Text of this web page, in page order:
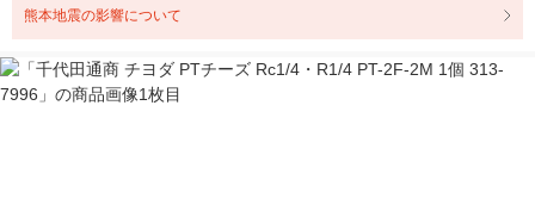
熊本地震の影響について